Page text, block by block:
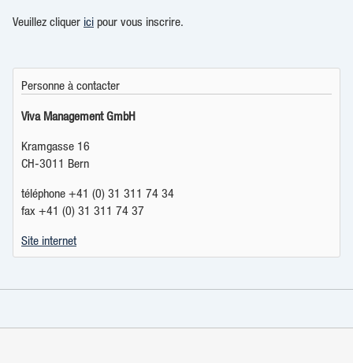
Veuillez cliquer ici pour vous inscrire.
Personne à contacter
Viva Management GmbH
Kramgasse 16
CH-3011 Bern
téléphone +41 (0) 31 311 74 34
fax +41 (0) 31 311 74 37
Site internet